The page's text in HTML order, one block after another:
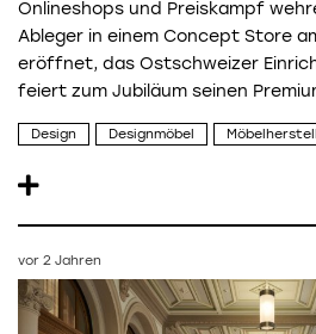
Onlineshops und Preiskampf
Ableger in einem Concept Store
eröffnet, das Ostschweizer
feiert zum Jubiläum seinen
Design Designmöbel
vor 2 Jahren